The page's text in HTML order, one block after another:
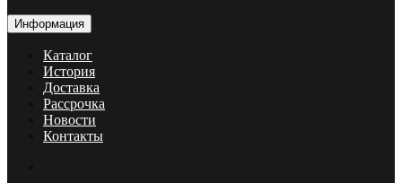
Информация
Каталог
История
Доставка
Рассрочка
Новости
Контакты